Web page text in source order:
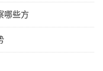
哪些方